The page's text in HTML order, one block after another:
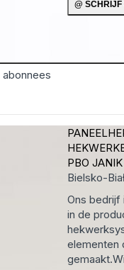
abonnees
PBO JANIK
Bielsko-
Ons bedrijf
in de
elementen